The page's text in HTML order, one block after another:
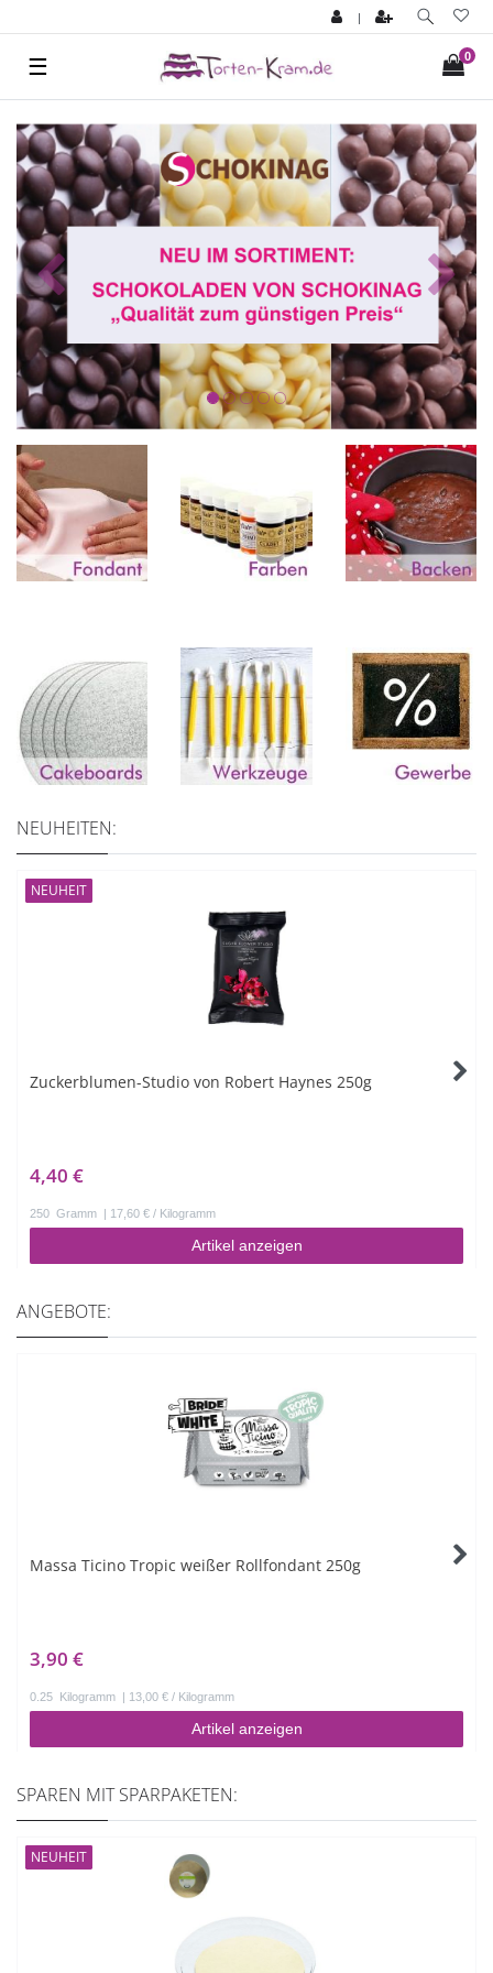
|
0
☰
Zurück
NEUHEITEN:
NEUHEIT
Zuckerblumen-Studio von Robert Haynes 250g
4,40 €
250 Gramm | 17,60 € / Kilogramm
Artikel anzeigen
ANGEBOTE:
Massa Ticino Tropic weißer Rollfondant 250g
3,90 €
0.25 Kilogramm | 13,00 € / Kilogramm
Artikel anzeigen
SPAREN MIT SPARPAKETEN:
NEUHEIT